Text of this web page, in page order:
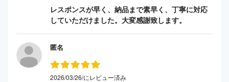
レスポンスが早く、納品まで素早く、丁寧に対応
していただけました。大変感謝致します。
匿名
2026/03/26/にレビュー済み